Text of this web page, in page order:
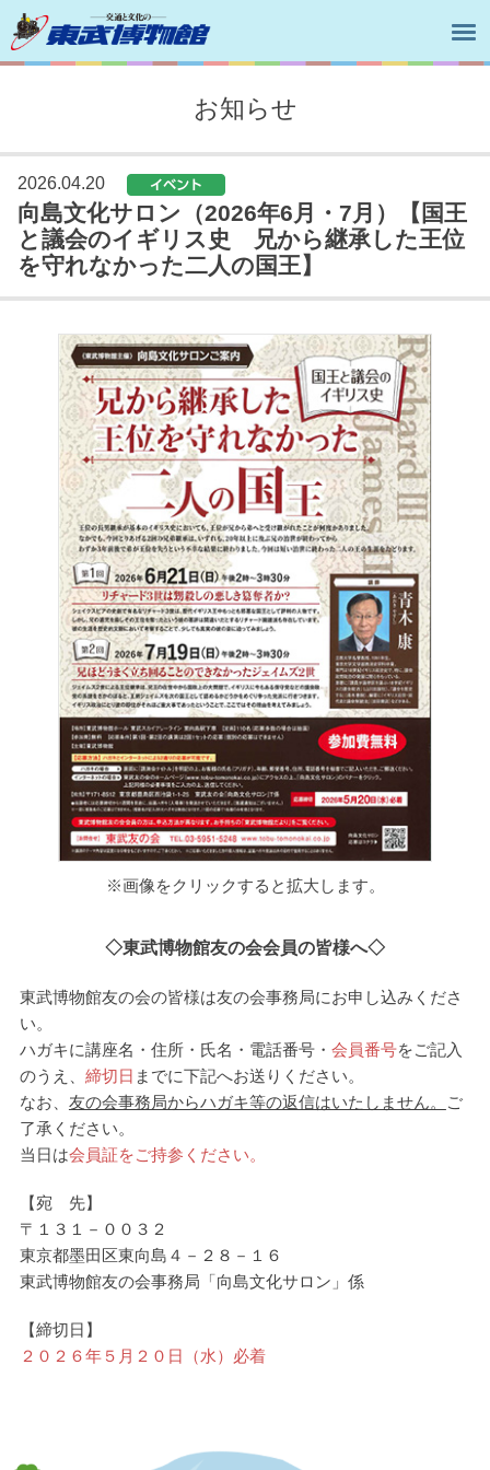
お知らせ
2026.04.20
向島文化サロン（2026年6月・7月）【国王
と議会のイギリス史 兄から継承した王位
を守れなかった二人の国王】
※画像をクリックすると拡大します。
◇東武博物館友の会会員の皆様へ◇
東武博物館友の会の皆様は友の会事務局にお申し込みくださ
い。
ハガキに講座名・住所・氏名・電話番号・ 会員番号をご記入
のうえ、 締切日 までに下記へお送りください。
なお、 友の会事務局からハガキ等の返信はいたしません。
ご
了承ください。
当日は会員証をご持参ください。
【宛 先】
〒１３１－００３２
東京都墨田区東向島４－２８－１６
東武博物館友の会事務局「向島文化サロン」係
【締切日】
２０２６年５月２０日（水）必着